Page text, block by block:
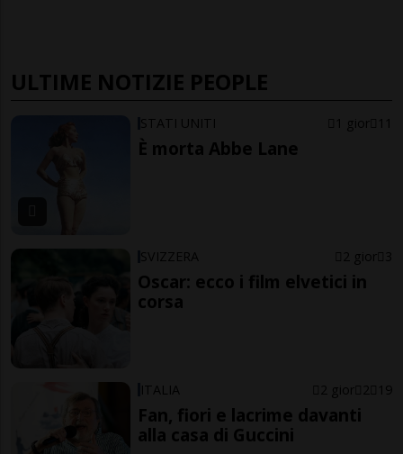
ULTIME NOTIZIE PEOPLE
STATI UNITI 1 gior 11
È morta Abbe Lane
SVIZZERA 2 gior 3
Oscar: ecco i film elvetici in
corsa
ITALIA 2 gior 2 19
Fan, fiori e lacrime davanti
alla casa di Guccini